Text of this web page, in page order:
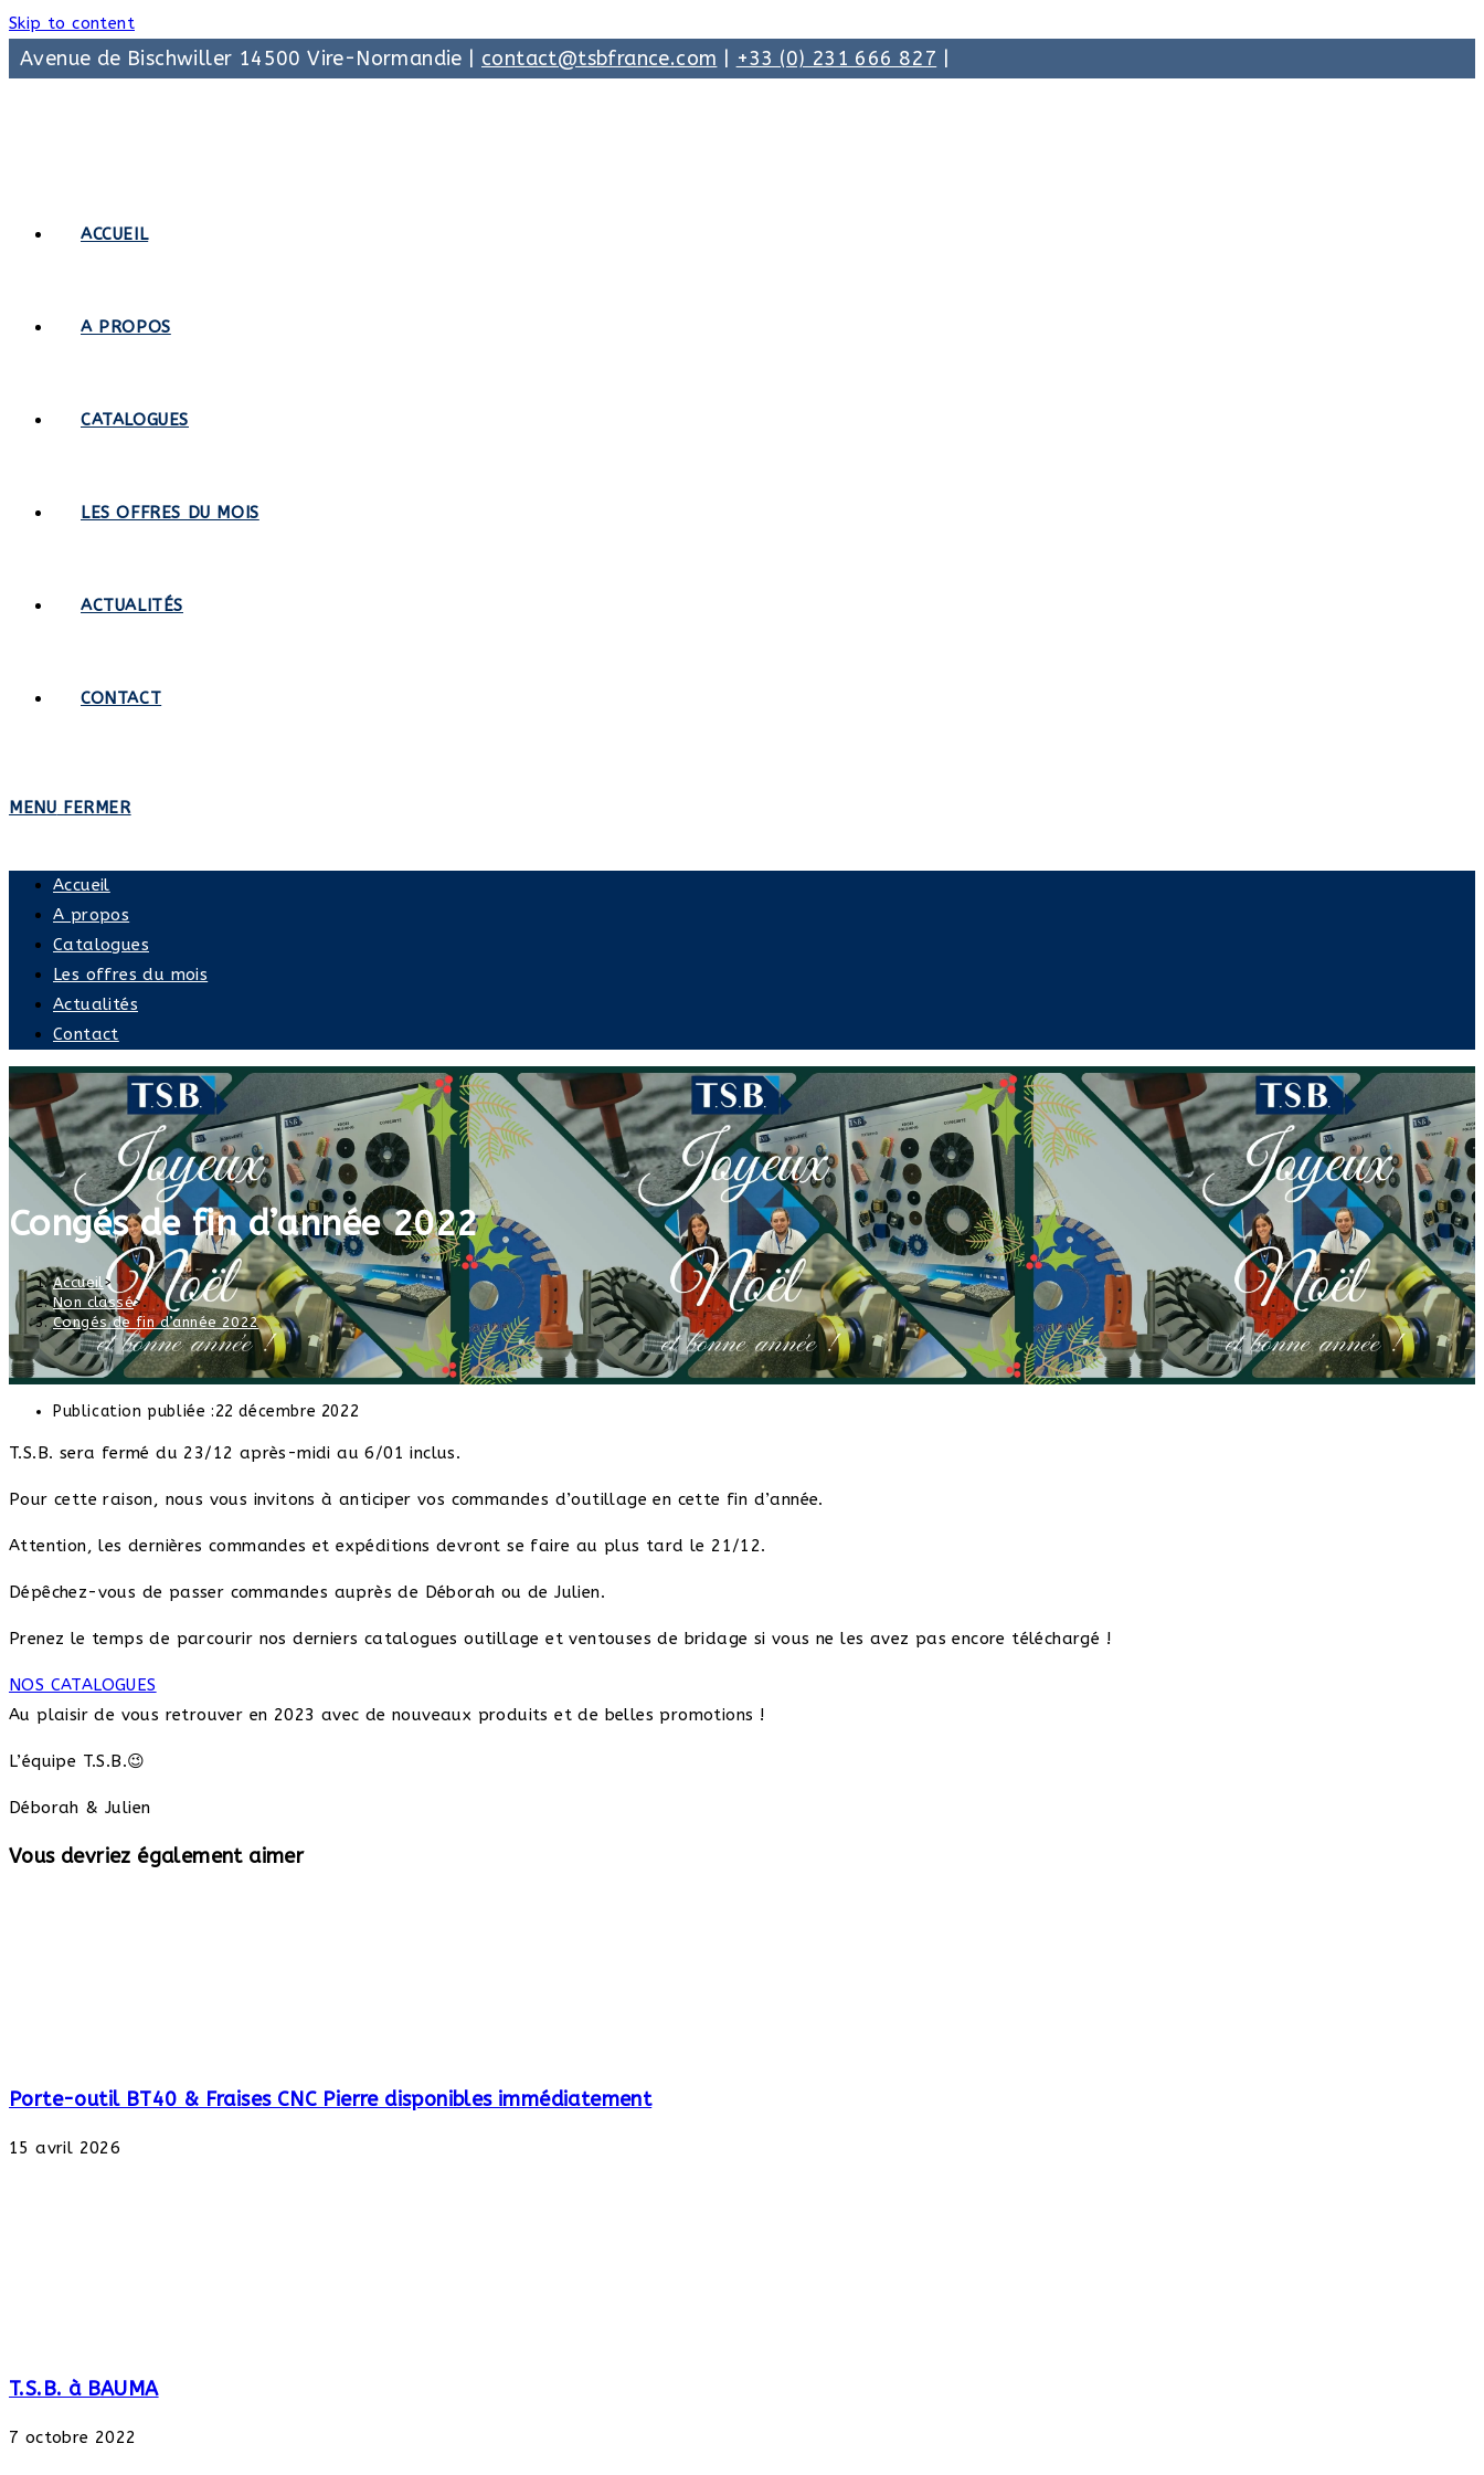
Skip to content
Avenue de Bischwiller 14500 Vire-Normandie | contact@tsbfrance.com +33 (0) 231 666 827
ACCUEIL
A PROPOS
CATALOGUES
LES OFFRES DU MOIS
ACTUALITÉS
CONTACT
MENU FERMER
Accueil
A propos
Catalogues
Les offres du mois
Actualités
Contact
Congés de fin d’année 2022
Accueil >
Non classé>
Congés de fin d’année 2022
Publication publiée :22 décembre 2022
T.S.B. sera fermé du 23/12 après-midi au 6/01 inclus.
Pour cette raison, nous vous invitons à anticiper vos commandes d’outillage en cette fin d’année.
Attention, les dernières commandes et expéditions devront se faire au plus tard le 21/12.
Dépêchez-vous de passer commandes auprès de Déborah ou de Julien.
Prenez le temps de parcourir nos derniers catalogues outillage et ventouses de bridage si vous ne les avez pas encore téléchargé !
NOS CATALOGUES
Au plaisir de vous retrouver en 2023 avec de nouveaux produits et de belles promotions !
L’équipe T.S.B.😉
Déborah & Julien
Vous devriez également aimer
Porte-outil BT40 & Fraises CNC Pierre disponibles immédiatement
15 avril 2026
T.S.B. à BAUMA
7 octobre 2022